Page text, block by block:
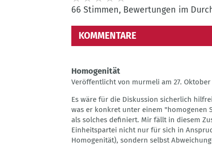
66 Stimmen, Bewertungen im
KOMMENTARE
Homogenität
Veröffentlicht von murmeli am 27. Oktober
Es wäre für die Diskussion sicherlich
was er konkret unter einem "homogenen
als solches definiert. Mir fällt in diesem
Einheitspartei nicht nur für sich in
Homogenität), sondern selbst